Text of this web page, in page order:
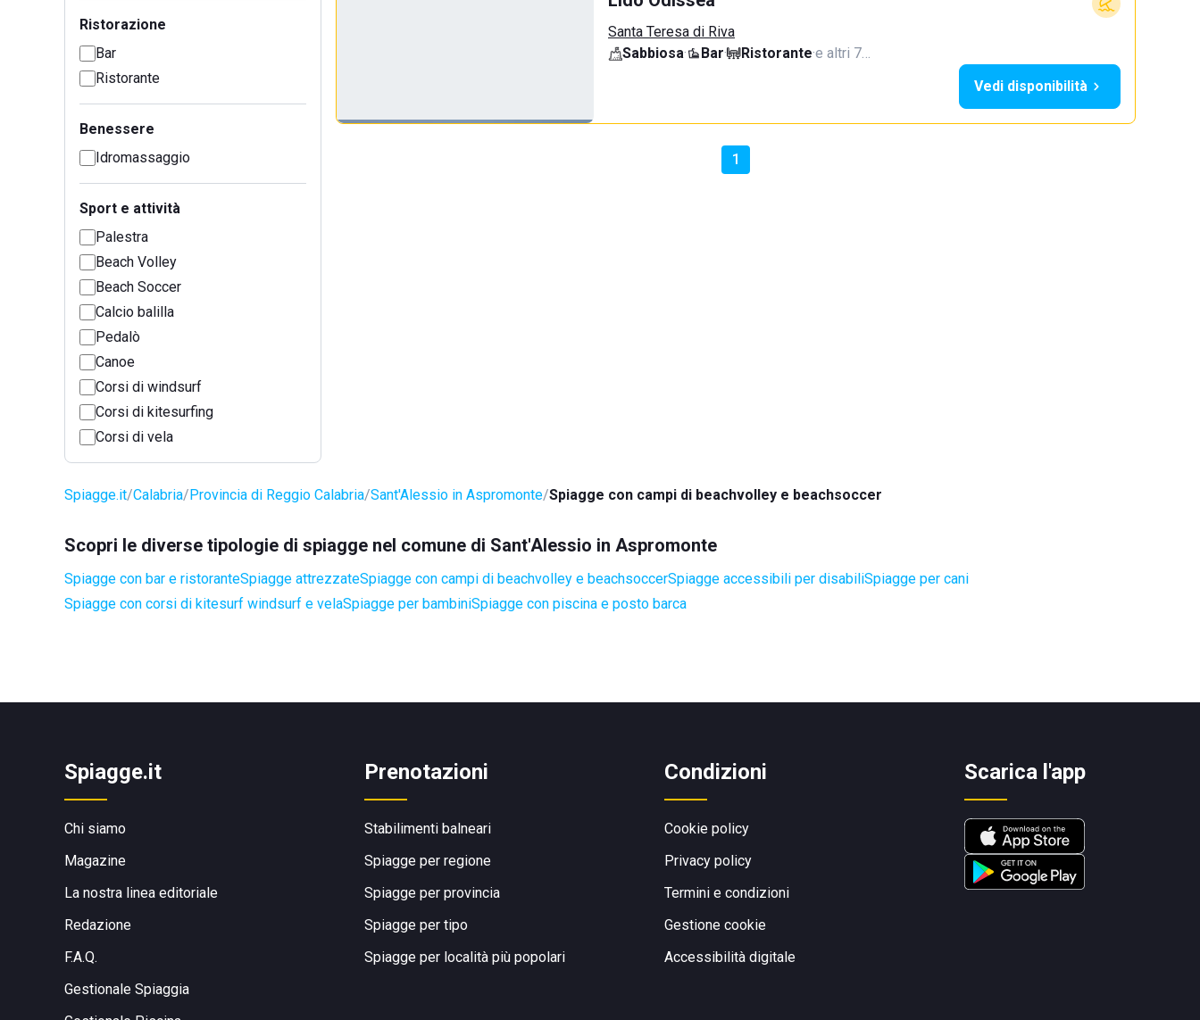
Ristorazione
Bar
Ristorante
Benessere
Idromassaggio
Sport e attività
Palestra
Beach Volley
Beach Soccer
Calcio balilla
Pedalò
Canoe
Corsi di windsurf
Corsi di kitesurfing
Corsi di vela
Santa Teresa di Riva
Sabbiosa· Bar· Ristorante·e altri 7…
Vedi disponibilità
1
Spiagge.it Calabria Provincia di Reggio Calabria Sant'Alessio in Aspromonte Spiagge con campi di beachvolley e beachsoccer
Scopri le diverse tipologie di spiagge nel comune di Sant'Alessio in Aspromonte
Spiagge con bar e ristoranteSpiagge attrezzateSpiagge con campi di beachvolley e beachsoccerSpiagge accessibili per disabiliSpiagge per cani
Spiagge con corsi di kitesurf windsurf e velaSpiagge per bambiniSpiagge con piscina e posto barca
Spiagge.it
Chi siamo
Magazine
La nostra linea editoriale
Redazione
F.A.Q.
Gestionale Spiaggia
Prenotazioni
Stabilimenti balneari
Spiagge per regione
Spiagge per provincia
Spiagge per tipo
Spiagge per località più popolari
Condizioni
Cookie policy
Privacy policy
Termini e condizioni
Gestione cookie
Accessibilità digitale
Scarica l'app